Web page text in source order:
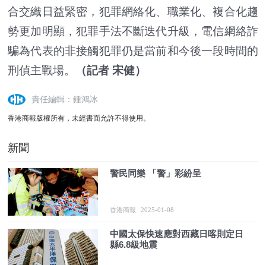
合交織日益緊密，犯罪網絡化、職業化、複合化趨
勢更加明顯，犯罪手法不斷迭代升級，電信網絡詐
騙為代表的非接觸犯罪仍是當前和今後一段時間的
刑偵主戰場。
（記者 宋健）
責任編輯：鍾鴻冰
香港商報版權所有，未經書面允許不得使用。
新聞
警民同樂 「警」彩紛呈
香港商報 2025-01-08
中國太保快速應對西藏日喀則定日
縣6.8級地震